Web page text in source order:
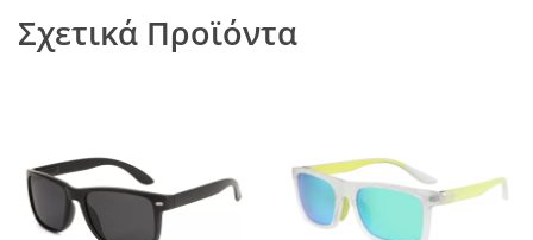
Σχετικά Προϊόντα